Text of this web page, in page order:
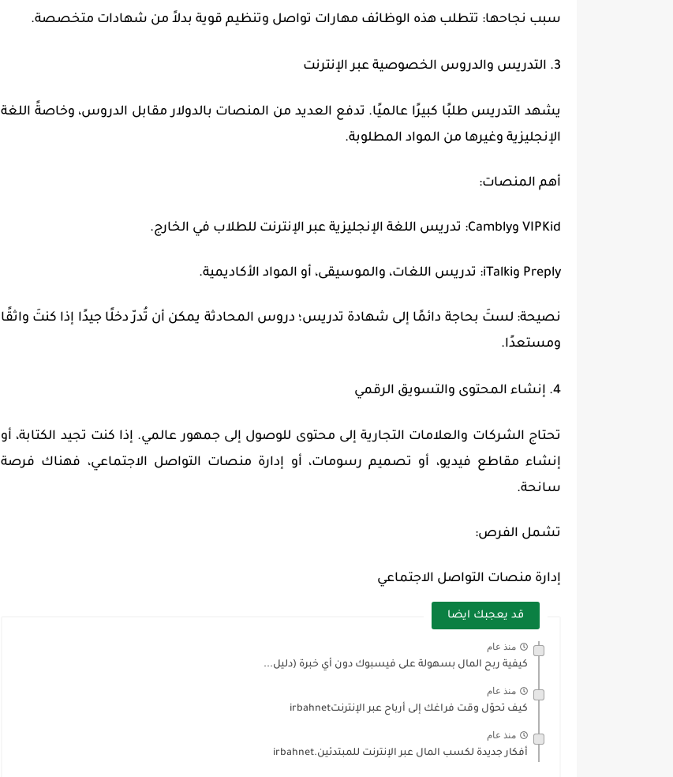
سبب نجاحها: تتطلب هذه الوظائف مهارات تواصل وتنظيم قوية بدلاً من شهادات متخصصة.
3. التدريس والدروس الخصوصية عبر الإنترنت
يشهد التدريس طلبًا كبيرًا عالميًا. تدفع العديد من المنصات بالدولار مقابل الدروس، وخاصةً اللغة
الإنجليزية وغيرها من المواد المطلوبة.
أهم المنصات:
VIPKid وCambly: تدريس اللغة الإنجليزية عبر الإنترنت للطلاب في الخارج.
Preply وiTalki: تدريس اللغات، والموسيقى، أو المواد الأكاديمية.
نصيحة: لستَ بحاجة دائمًا إلى شهادة تدريس؛ دروس المحادثة يمكن أن تُدرّ دخلًا جيدًا إذا كنتَ واثقًا
ومستعدًا.
4. إنشاء المحتوى والتسويق الرقمي
تحتاج الشركات والعلامات التجارية إلى محتوى للوصول إلى جمهور عالمي. إذا كنت تجيد الكتابة، أو
إنشاء مقاطع فيديو، أو تصميم رسومات، أو إدارة منصات التواصل الاجتماعي، فهناك فرصة
سانحة.
تشمل الفرص:
إدارة منصات التواصل الاجتماعي
قد يعجبك ايضا
منذ عام
كيفية ربح المال بسهولة على فيسبوك دون أي خبرة (دليل...
منذ عام
كيف تحوّل وقت فراغك إلى أرباح عبر الإنترنتirbahnet
منذ عام
أفكار جديدة لكسب المال عبر الإنترنت للمبتدئين.irbahnet